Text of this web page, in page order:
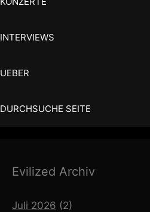
INTERVIEWS
UEBER
DURCHSUCHE SEITE
Evilized Archiv
Juli 2026 (2)